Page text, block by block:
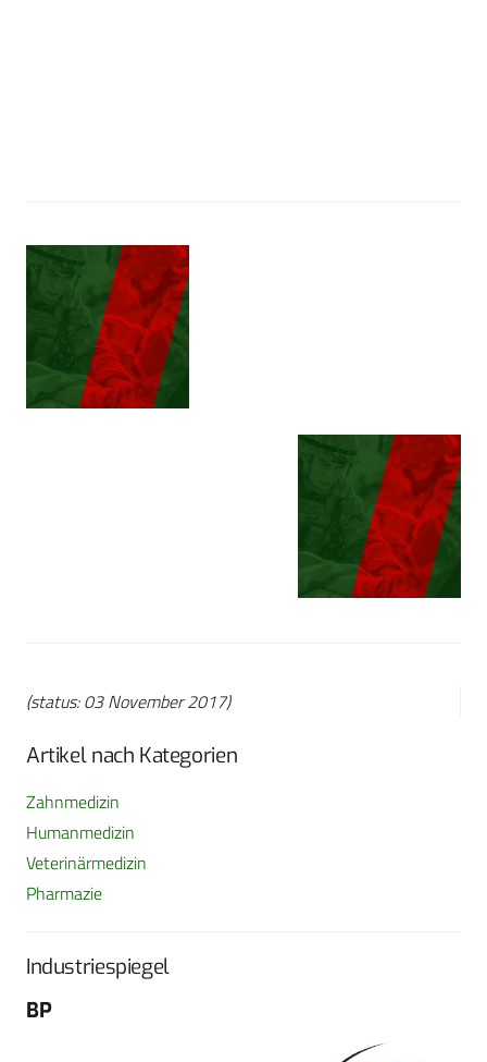
(status: 03 November 2017)
Artikel nach Kategorien
Zahnmedizin
Humanmedizin
Veterinärmedizin
Pharmazie
Industriespiegel
BP